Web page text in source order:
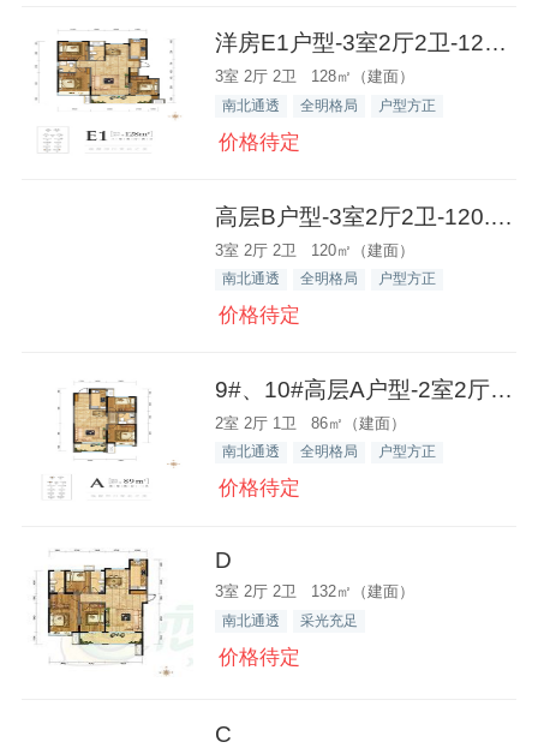
洋房E1户型-3室2厅2卫-128.0㎡
3室 2厅 2卫 128㎡（建面）
南北通透 全明格局 户型方正
价格待定
高层B户型-3室2厅2卫-120.0㎡
3室 2厅 2卫 120㎡（建面）
南北通透 全明格局 户型方正
价格待定
9#、10#高层A户型-2室2厅1卫-8
2室 2厅 1卫 86㎡（建面）
南北通透 全明格局 户型方正
价格待定
D
3室 2厅 2卫 132㎡（建面）
南北通透 采光充足
价格待定
C